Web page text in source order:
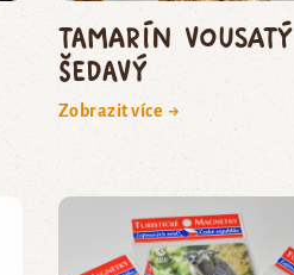
Tamarín vousatý
šedavý
Zobrazit více →